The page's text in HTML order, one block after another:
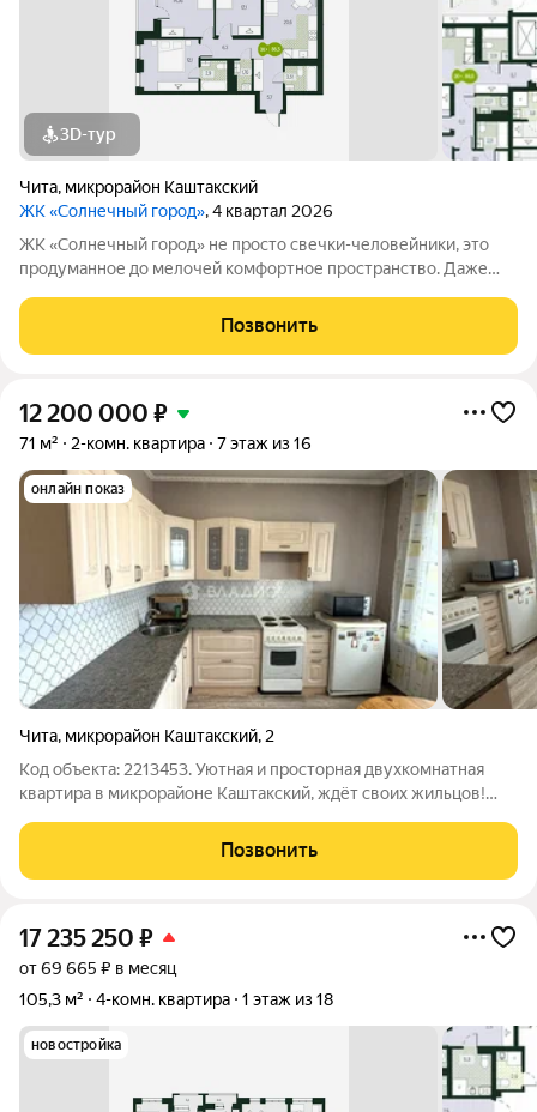
3D-тур
Чита, микрорайон Каштакский
ЖК «Солнечный город», 4 квартал 2026
ЖК «Солнечный город» не просто свечки-человейники, это
продуманное до мелочей комфортное пространство. Даже
решили соблюсти буквально во всём. Природные оттенки
новостроек, точечная
Позвонить
12 200 000 ₽
71 м² 2-комн. квартира 7 этаж из 16
онлайн показ
Чита, микрорайон Каштакский, 2
Код объекта: 2213453. Уютная и просторная двухкомнатная
квартира в микрорайоне Каштакский, ждёт своих жильцов!
построенного в 2015 году. Общая площадь квартиры 71 кв. м,
гостиная 30 кв.м ,
Позвонить
17 235 250 ₽
от 69 665 ₽ в месяц
105,3 м²
4-комн. квартира 1 этаж из 18
новостройка